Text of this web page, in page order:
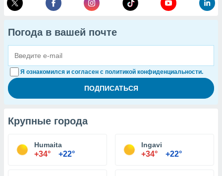
Погода в вашей почте
Я ознакомился и согласен с политикой конфиденциальности.
Крупные города
Humaita
+34° +22°
Ingavi
+34° +22°